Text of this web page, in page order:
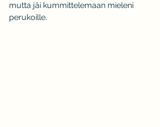
mutta jäi kummittelemaan mieleni
perukoille.